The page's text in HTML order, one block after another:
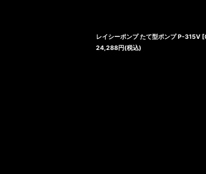
レイシーポンプ たて型ポンプ P-315V [
24,288円(税込)